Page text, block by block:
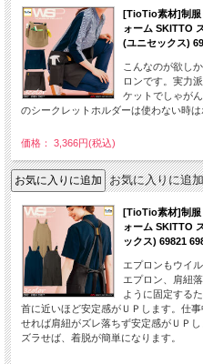
[TioTio素材]制服
ォーム SKITTO
(ユニセックス)
こんなのが欲し
ロンです。実力
ケットでしゃが
のシークレットホルダーは使わない時は
価格： 3,366円(税込)
お気に入りに追
[TioTio素材]制服
ォーム SKITTO
ックス) 69821
エプロンもウイ
エプロン、肩紐
ように固定する
首に近いほど安定感がＵＰします。仕
せれば肩紐がズレ落ちず安定感がＵＰ
ズラせば、着脱が簡単になります。